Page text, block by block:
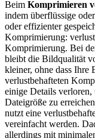
Beim Komprimieren
indem überflüssige
oder effizienter
Komprimierung:
Komprimierung. Bei
bleibt die Bildqualität
kleiner, ohne dass Ihre
verlustbehafteten
einige Details verloren,
Dateigröße zu
nutzt eine
vereinfacht werden.
allerdings mit